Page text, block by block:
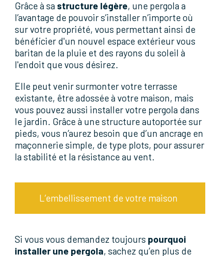
Grâce à sa structure légère, une pergola a
l’avantage de pouvoir s’installer n’importe où
sur votre propriété, vous permettant ainsi de
bénéficier d'un nouvel espace extérieur vous
baritan de la pluie et des rayons du soleil à
l'endoit que vous désirez.
Elle peut venir surmonter votre terrasse
existante, être adossée à votre maison, mais
vous pouvez aussi installer votre pergola dans
le jardin. Grâce à une structure autoportée sur
pieds, vous n’aurez besoin que d’un ancrage en
maçonnerie simple, de type plots, pour assurer
la stabilité et la résistance au vent.
L’embellissement de votre maison
Si vous vous demandez toujours pourquoi
installer une pergola, sachez qu’en plus de